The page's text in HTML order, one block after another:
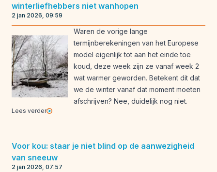
winterliefhebbers niet wanhopen
2 jan 2026, 09:59
Waren de vorige lange
termijnberekeningen van het Europese
model eigenlijk tot aan het einde toe
koud, deze week zijn ze vanaf week 2
wat warmer geworden. Betekent dit dat
we de winter vanaf dat moment moeten
afschrijven? Nee, duidelijk nog niet.
Lees verder
Voor kou: staar je niet blind op de aanwezigheid
van sneeuw
2 jan 2026, 07:57